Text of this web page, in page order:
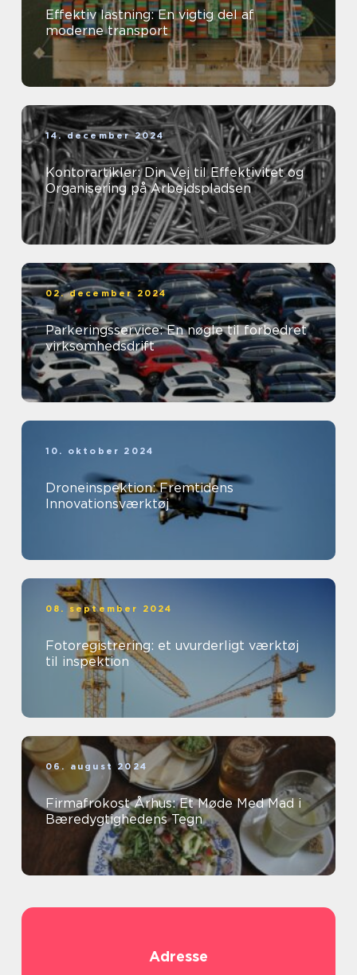
Effektiv lastning: En vigtig del af
moderne transport
14. december 2024
Kontorartikler: Din Vej til Effektivitet og
Organisering på Arbejdspladsen
02. december 2024
Parkeringsservice: En nøgle til forbedret
virksomhedsdrift
10. oktober 2024
Droneinspektion: Fremtidens
Innovationsværktøj
08. september 2024
Fotoregistrering: et uvurderligt værktøj
til inspektion
06. august 2024
Firmafrokost Århus: Et Møde Med Mad i
Bæredygtighedens Tegn
Adresse